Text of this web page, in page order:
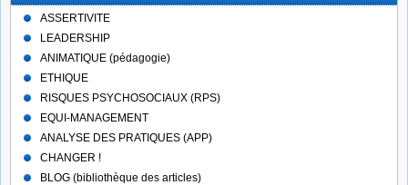
ASSERTIVITE
LEADERSHIP
ANIMATIQUE (pédagogie)
ETHIQUE
RISQUES PSYCHOSOCIAUX (RPS)
EQUI-MANAGEMENT
ANALYSE DES PRATIQUES (APP)
CHANGER !
BLOG (bibliothèque des articles)